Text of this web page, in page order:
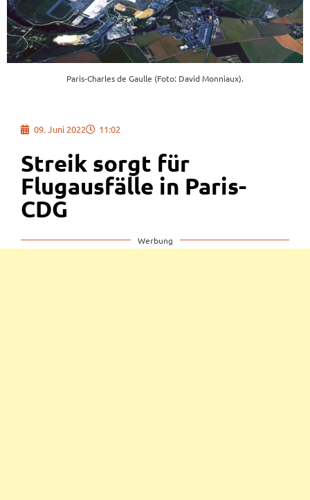
Paris-Charles de Gaulle (Foto: David Monniaux).
09. Juni 2022 11:02
Streik sorgt für
Flugausfälle in Paris-
CDG
Werbung